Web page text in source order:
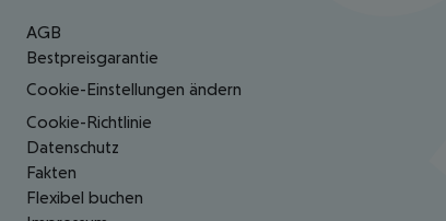
AGB
Bestpreisgarantie
Cookie-Einstellungen ändern
Cookie-Richtlinie
Datenschutz
Fakten
Flexibel buchen